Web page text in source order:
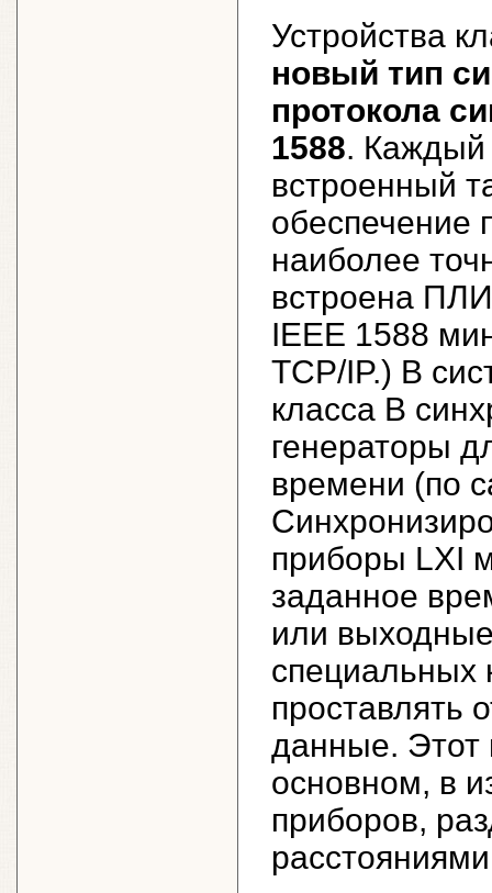
Устройства
новый тип
протокола
1588. Каждый
встроенный
обеспечение
наиболее
встроена
IEEE 1588
TCP/IP.) В
класса B
генераторы
времени (по
приборы LXI
заданное
или
специальных
проставлять
данные. Этот
основном, в
приборов,